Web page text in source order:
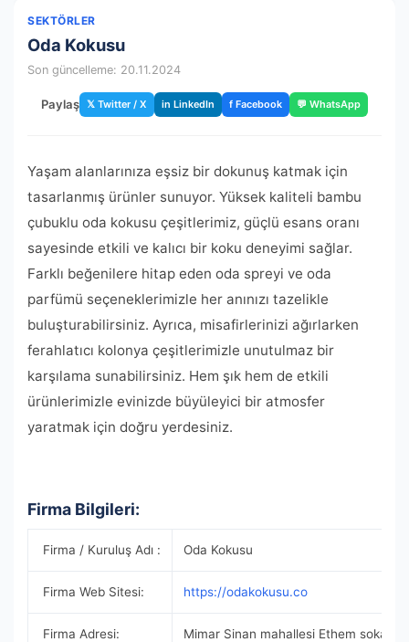
SEKTÖRLER
Oda Kokusu
Son güncelleme: 20.11.2024
Paylaş 𝕏 Twitter / X in LinkedIn f Facebook 💬 WhatsApp
Yaşam alanlarınıza eşsiz bir dokunuş katmak için
tasarlanmış ürünler sunuyor. Yüksek kaliteli bambu
çubuklu oda kokusu çeşitlerimiz, güçlü esans oranı
sayesinde etkili ve kalıcı bir koku deneyimi sağlar.
Farklı beğenilere hitap eden oda spreyi ve oda
parfümü seçeneklerimizle her anınızı tazelikle
buluşturabilirsiniz. Ayrıca, misafirlerinizi ağırlarken
ferahlatıcı kolonya çeşitlerimizle unutulmaz bir
karşılama sunabilirsiniz. Hem şık hem de etkili
ürünlerimizle evinizde büyüleyici bir atmosfer
yaratmak için doğru yerdesiniz.
Firma Bilgileri:
Firma / Kuruluş Adı : Oda Kokusu
Firma Web Sitesi: https://odakokusu.co
Firma Adresi: Mimar Sinan mahallesi Ethem sokak